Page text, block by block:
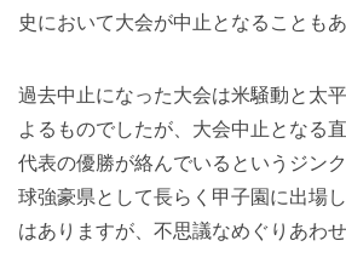
史において大会が中止となることもあ
過去中止になった大会は米騒動と太
よるものでしたが、大会中止となる
代表の優勝が絡んでいるというジン
球強豪県として長らく甲子園に出場
はありますが、不思議なめぐりあわせ